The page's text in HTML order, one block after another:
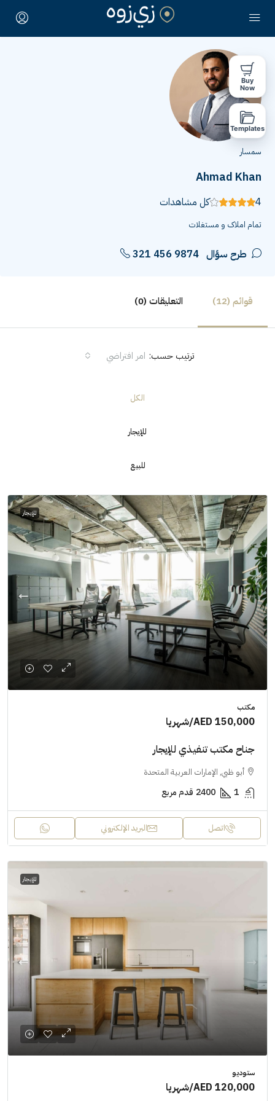
سمسار
Ahmad Khan
4 كل مشاهدات
تمام املاک و مستغلات
طرح سؤال 321 456 9874
قوائم (12) التعليقات (0)
الكل
للإيجار
للبيع
ترتيب حسب: امر افتراضي
للإيجار
مكتب
AED 150,000/شهريا
جناح مكتب تنفيذي للإيجار
أبو ظبي, الإمارات العربية المتحدة
1
2400 قدم مربع
اتصل البريد الإلكتروني
للإيجار
ستوديو
AED 120,000/شهريا
Buy
Now
Templates